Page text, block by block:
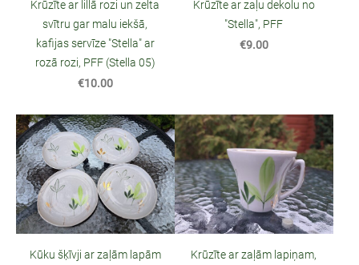
Krūzīte ar lillā rozi un zelta
svītru gar malu iekšā,
kafijas servīze "Stella" ar
rozā rozi, PFF (Stella 05)
€10.00
Krūzīte ar zaļu dekolu no
"Stella", PFF
€9.00
Kūku šķīvji ar zaļām lapām
Krūzīte ar zaļām lapiņam,